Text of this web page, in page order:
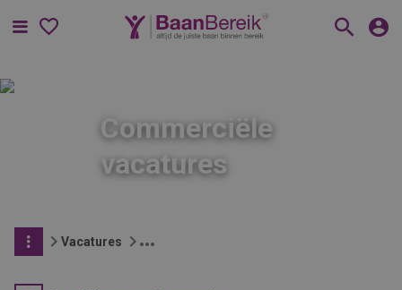
Menu
Commerciële
vacatures
Vacatures